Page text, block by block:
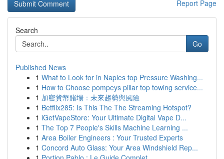
Report Page
Search
Go
Published News
1 What to Look for in Naples top Pressure Washing...
1 How to Choose pompeys pillar top towing service...
1 加密貨幣賭場：未來趨勢與風險
1 Betflix285: Is This The The Streaming Hotspot?
1 iGetVapeStore: Your Ultimate Digital Vape D...
1 The Top 7 People's Skills Machine Learning ...
1 Area Boiler Engineers : Your Trusted Experts
1 Concord Auto Glass: Your Area Windshield Rep...